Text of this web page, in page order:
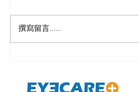
撰寫留言......